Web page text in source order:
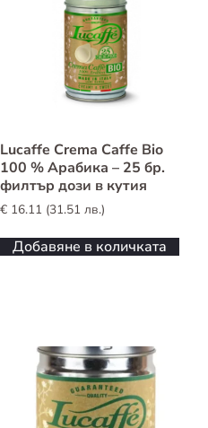
Lucaffe Crema Caffe Bio
100 % Арабика – 25 бр.
филтър дози в кутия
€ 16.11 (31.51 лв.)
Добавяне в количката